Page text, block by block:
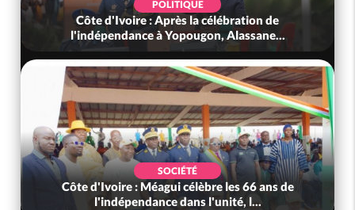
SOCIÉTÉ
Côte d'Ivoire : L'arnaque au Mobile Money par
liens frauduleux se répand ac...
SOCIÉTÉ
Côte d'Ivoire-Mali : L'entrepreneur malien
Adama Kanté dans les mailles de...